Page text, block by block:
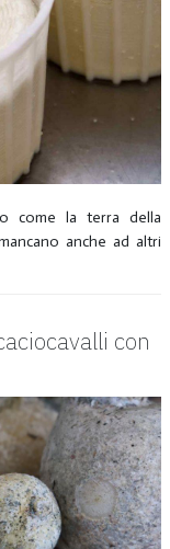
come la terra della
anche ad altri
con